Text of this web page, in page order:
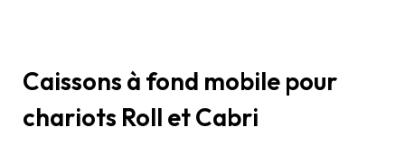
Caissons à fond mobile pour
chariots Roll et Cabri